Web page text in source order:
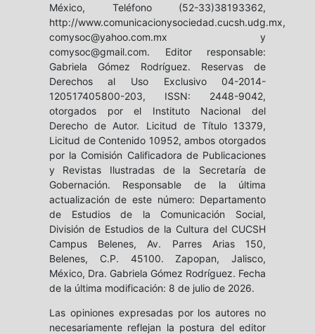
México, Teléfono (52-33)38193362,
http://www.comunicacionysociedad.cucsh.udg.mx,
comysoc@yahoo.com.mx y
comysoc@gmail.com. Editor responsable:
Gabriela Gómez Rodríguez. Reservas de
Derechos al Uso Exclusivo 04-2014-
120517405800-203, ISSN: 2448-9042,
otorgados por el Instituto Nacional del
Derecho de Autor. Licitud de Título 13379,
Licitud de Contenido 10952, ambos otorgados
por la Comisión Calificadora de Publicaciones
y Revistas Ilustradas de la Secretaría de
Gobernación. Responsable de la última
actualización de este número: Departamento
de Estudios de la Comunicación Social,
División de Estudios de la Cultura del CUCSH
Campus Belenes, Av. Parres Arias 150,
Belenes, C.P. 45100. Zapopan, Jalisco,
México, Dra. Gabriela Gómez Rodríguez. Fecha
de la última modificación: 8 de julio de 2026.
Las opiniones expresadas por los autores no
necesariamente reflejan la postura del editor